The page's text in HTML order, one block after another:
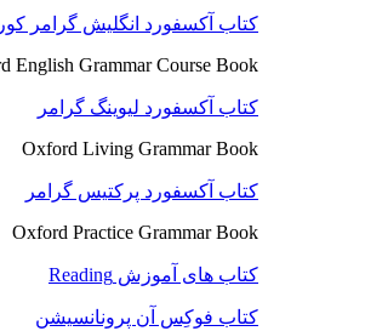
کتاب آکسفورد انگلیش گرامر
English Grammar Course Book
کتاب آکسفورد لیوینگ گرامر
Oxford Living Grammar Book
کتاب آکسفورد پرکتیس گرامر
Oxford Practice Grammar Book
کتاب های آموزش Reading
کتاب فوکِس آن پرونانسیشن